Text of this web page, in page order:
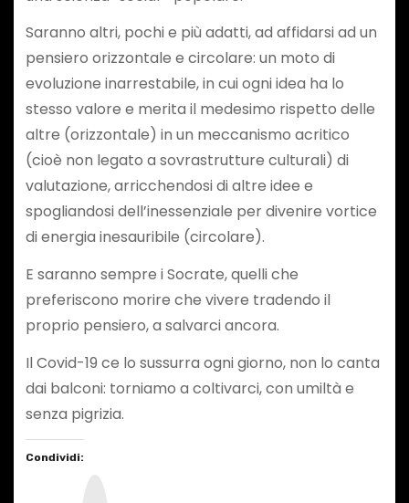
Saranno altri, pochi e più adatti, ad affidarsi ad un
pensiero orizzontale e circolare: un moto di
evoluzione inarrestabile, in cui ogni idea ha lo
stesso valore e merita il medesimo rispetto delle
altre (orizzontale) in un meccanismo acritico
(cioè non legato a sovrastrutture culturali) di
valutazione, arricchendosi di altre idee e
spogliandosi dell’inessenziale per divenire vortice
di energia inesauribile (circolare).
E saranno sempre i Socrate, quelli che
preferiscono morire che vivere tradendo il
proprio pensiero, a salvarci ancora.
Il Covid-19 ce lo sussurra ogni giorno, non lo canta
dai balconi: torniamo a coltivarci, con umiltà e
senza pigrizia.
Condividi: